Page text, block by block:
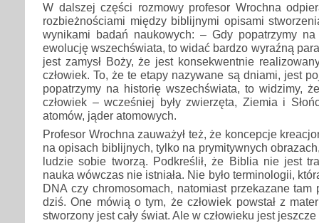
W dalszej części rozmowy profesor Wrochna
rozbieżnościami między biblijnymi opisami
wynikami badań naukowych: – Gdy popatrzymy
ewolucję wszechświata, to widać bardzo wyraźną
jest zamysł Boży, że jest konsekwentnie
człowiek. To, że te etapy nazywane są dniami, jest
popatrzymy na historię wszechświata, to widzimy,
człowiek – wcześniej były zwierzęta, Ziemia i
atomów, jąder atomowych.
Profesor Wrochna zauważył też, że koncepcje
na opisach biblijnych, tylko na prymitywnych
ludzie sobie tworzą. Podkreślił, że Biblia nie jest
nauka wówczas nie istniała. Nie było terminologii,
DNA czy chromosomach, natomiast przekazane
dziś. One mówią o tym, że człowiek powstał z
stworzony jest cały świat. Ale w człowieku jest